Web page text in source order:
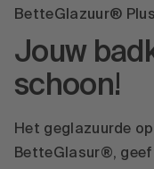
BetteGlazuur® Plus
Jouw
schoon!
Het geglazuurde
BetteGlasur®,